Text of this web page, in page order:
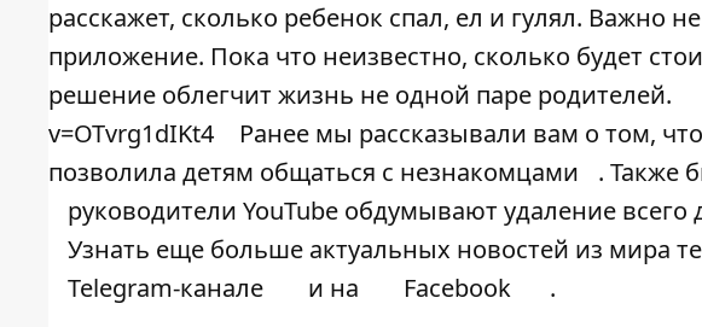
расскажет, сколько ребенок спал, ел и гулял. Важно
приложение. Пока что неизвестно, сколько будет
решение облегчит жизнь не одной паре родителей.
v=OTvrg1dIKt4
Ранее мы рассказывали вам о том, что
позволила детям общаться с незнакомцами
. Также
руководители YouTube обдумывают удаление всего
Узнать еще больше актуальных новостей из мира
Telegram-канале
и на Facebook .